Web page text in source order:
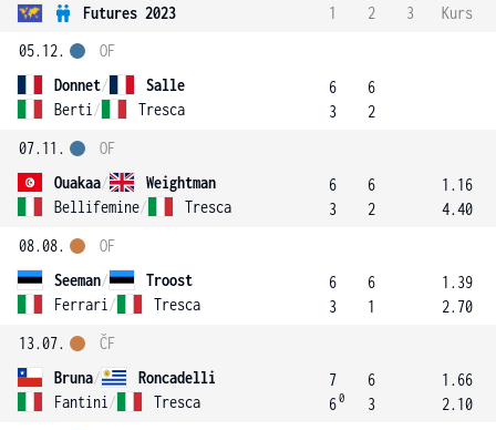
Futures 2023 1 2 3
Kurs
05.12.
Donnet/
Salle
Berti / Tresca
OF
6
3
6
2
07.11.
Ouakaa/
Weightman
Bellifemine/ Tresca
OF
6
3
6
2
1.16
4.40
08.08.
Seeman/
Troost
Ferrari / Tresca
OF
6
3
6
1
1.39
2.70
13.07.
Bruna/
Roncadelli
Fantini / Tresca
ČF
7
60
6
3
1.66
2.10